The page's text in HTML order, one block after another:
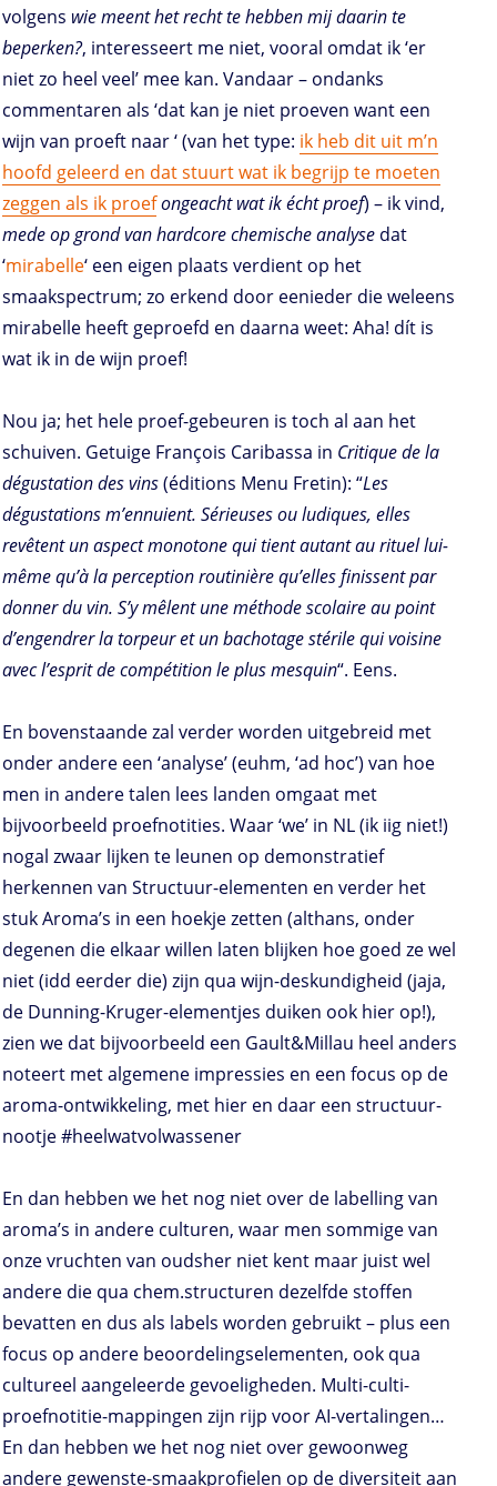
volgens wie meent het recht te hebben mij daarin te
beperken?, interesseert me niet, vooral omdat ik ‘er
niet zo heel veel’ mee kan. Vandaar – ondanks
commentaren als ‘dat kan je niet proeven want een
wijn van proeft naar‘ (van het type: ik heb dit uit m’n
hoofd geleerd en dat stuurt wat ik begrijp te moeten
zeggen als ik proefongeacht wat ik écht proef) – ik vind,
mede op grond van hardcore chemische analyse dat
‘mirabelle‘ een eigen plaats verdient op het
smaakspectrum; zo erkend door eenieder die weleens
mirabelle heeft geproefd en daarna weet: Aha! dít is
wat ik in de wijn proef!
Nou ja; het hele proef-gebeuren is toch al aan het
schuiven. Getuige François Caribassa in Critique de la
dégustation des vins(éditions Menu Fretin): “Les
dégustations m’ennuient. Sérieuses ou ludiques, elles
revêtent un aspect monotone qui tient autant au rituel lui-
même qu’à la perception routinière qu’elles finissent par
donner du vin. S’y mêlent une méthode scolaire au point
d’engendrer la torpeur et un bachotage stérile qui voisine
avec l’esprit de compétition le plus mesquin“. Eens.
En bovenstaande zal verder worden uitgebreid met
onder andere een ‘analyse’ (euhm, ‘ad hoc’) van hoe
men in andere talen lees landen omgaat met
bijvoorbeeld proefnotities. Waar ‘we’ in NL (ik iig niet!)
nogal zwaar lijken te leunen op demonstratief
herkennen van Structuur-elementen en verder het
stuk Aroma’s in een hoekje zetten (althans, onder
degenen die elkaar willen laten blijken hoe goed ze wel
niet (idd eerder die) zijn qua wijn-deskundigheid (jaja,
de Dunning-Kruger-elementjes duiken ook hier op!),
zien we dat bijvoorbeeld een Gault&Millau heel anders
noteert met algemene impressies en een focus op de
aroma-ontwikkeling, met hier en daar een structuur-
nootje #heelwatvolwassener
En dan hebben we het nog niet over de labelling van
aroma’s in andere culturen, waar men sommige van
onze vruchten van oudsher niet kent maar juist wel
andere die qua chem.structuren dezelfde stoffen
bevatten en dus als labels worden gebruikt – plus een
focus op andere beoordelingselementen, ook qua
cultureel aangeleerde gevoeligheden. Multi-culti-
proefnotitie-mappingen zijn rijp voor AI-vertalingen…
En dan hebben we het nog niet over gewoonweg
andere gewenste-smaakprofielen op de diversiteit aan